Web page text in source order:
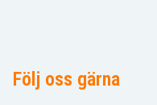
Följ oss gärna